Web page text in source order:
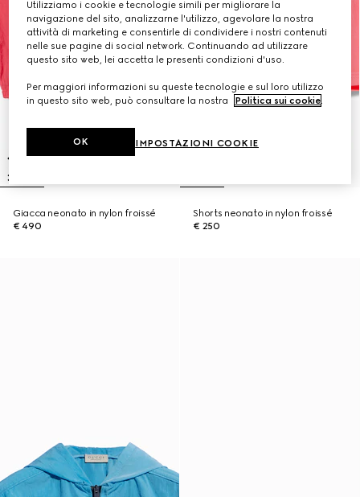
Giacca neonato in nylon froissé
€ 490
Shorts neonato in nylon froissé
€ 250
Utilizziamo i cookie e tecnologie simili per migliorare la
navigazione del sito, analizzarne l'utilizzo, agevolare la nostra
attività di marketing e consentirle di condividere i nostri contenuti
nelle sue pagine di social network. Continuando ad utilizzare
questo sito web, lei accetta le presenti condizioni d'uso.
Per maggiori informazioni su queste tecnologie e sul loro utilizzo
in questo sito web, può consultare la nostra
Politica sui cookie.
IMPOSTAZIONI COOKIE
OK